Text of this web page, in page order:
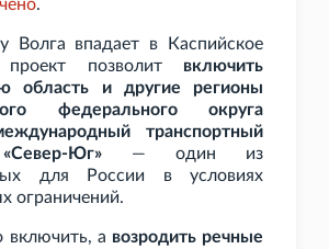
.
Волга впадает в Каспийское
позволит включить
область и другие регионы
федерального округа
транспортный
Юг» — один из
для России в условиях
ограничений.
включить, а возродить речные